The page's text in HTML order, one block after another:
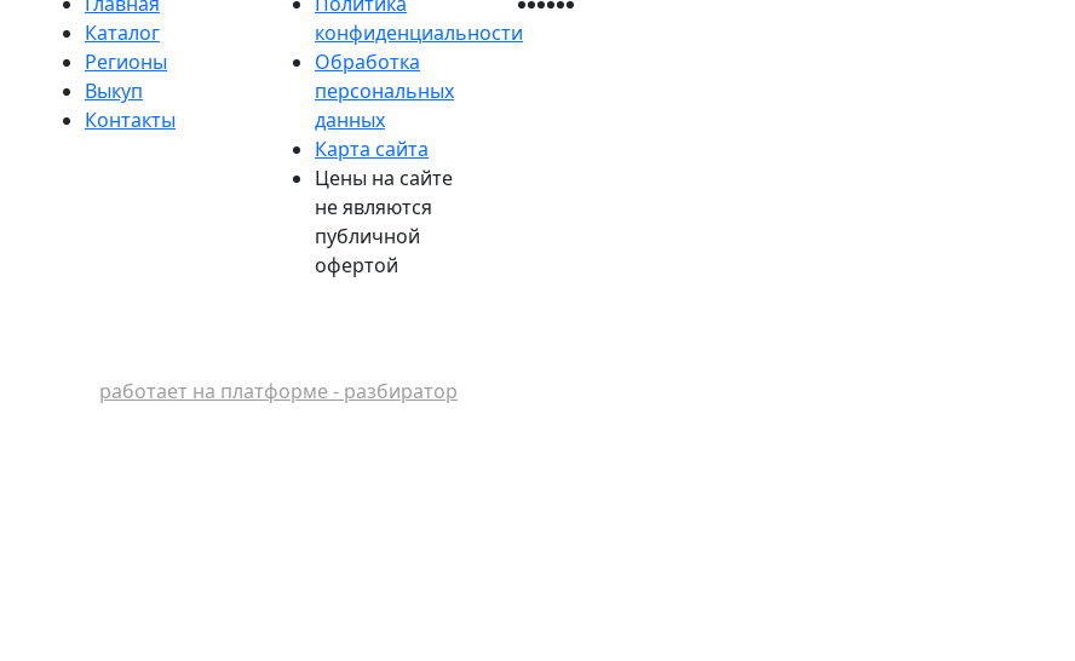
Каталог
Регионы
Выкуп
Контакты
конфиденциальности
Обработка
персональных
данных
Карта сайта
Цены на сайте
не являются
публичной
офертой
работает на платформе - разбиратор